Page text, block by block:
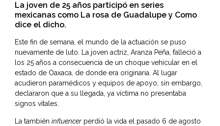
La joven de 25 años participó en series
mexicanas como La rosa de Guadalupe y Como
dice el dicho.
Este fin de semana, el mundo de la actuación se puso
nuevamente de luto. La joven actriz, Aranza Peña, falleció a
los 25 años a consecuencia de un choque vehicular en el
estado de Oaxaca, de donde era originaria. Al lugar
acudieron paramédicos y equipos de apoyo; sin embargo,
declararon que a su llegada, ya víctima no presentaba
signos vitales.
La también influencer perdió la vida el pasado 6 de agosto